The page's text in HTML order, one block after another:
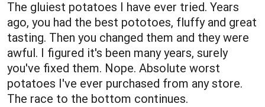
The gluiest potatoes I have ever tried. Years
ago, you had the best pototoes, fluffy and great
tasting. Then you changed them and they were
awful. I figured it's been many years, surely
you've fixed them. Nope. Absolute worst
potatoes I've ever purchased from any store.
The race to the bottom continues.